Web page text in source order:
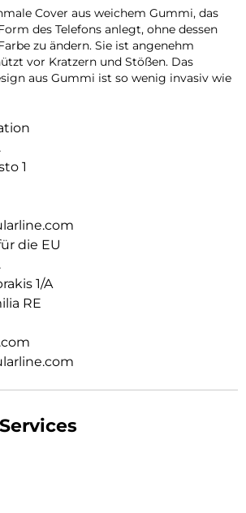
Cover aus weichem Gummi, das
des Telefons anlegt, ohne dessen
zu ändern. Sie ist angenehm
vor Kratzern und Stößen. Das
aus Gummi ist so wenig invasiv wie
1
die EU
1/A
RE